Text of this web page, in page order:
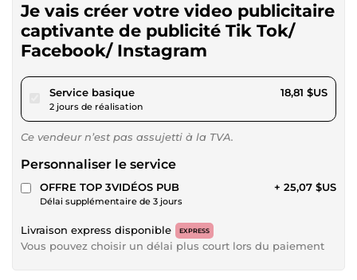
Je vais créer votre video publicitaire
captivante de publicité Tik Tok/
Facebook/ Instagram
Service basiquepour 17,34 $US
2 jours de réalisation
18,81 $US
Ce vendeur n’est pas assujetti à la TVA.
Personnaliser le service
OFFRE TOP 3VIDÉOS PUB
Délai supplémentaire de 3 jours
+ 25,07 $US
Livraison express disponible EXPRESS
Vous pouvez choisir un délai plus court lors du paiement